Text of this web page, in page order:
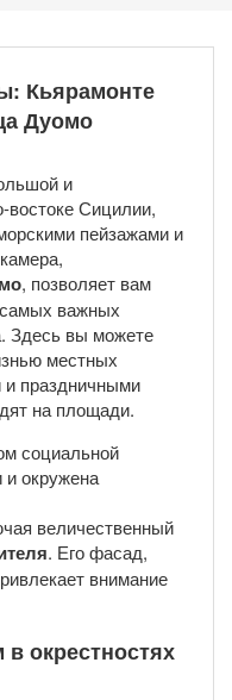
Кьярамонте
Дуомо
и
востоке Сицилии,
пейзажами и
, позволяет вам
важных
Здесь вы можете
местных
и праздничными
на площади.
социальной
и окружена
величественный
. Его фасад,
внимание
в окрестностях